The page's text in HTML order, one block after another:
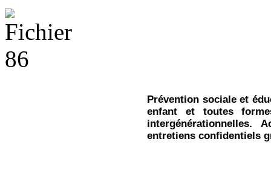
Prévention sociale et
enfant et toutes
intergénérationnelles.
entretiens confidentiels